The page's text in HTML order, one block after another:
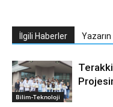
İlgili Haberler
Bilim-Teknoloji